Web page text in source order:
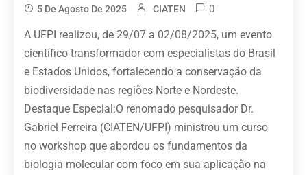
5 De Agosto De 2025 CIATEN 0
A UFPI realizou, de 29/07 a 02/08/2025, um evento
científico transformador com especialistas do Brasil
e Estados Unidos, fortalecendo a conservação da
biodiversidade nas regiões Norte e Nordeste.
Destaque Especial:O renomado pesquisador Dr.
Gabriel Ferreira (CIATEN/UFPI) ministrou um curso
no workshop que abordou os fundamentos da
biologia molecular com foco em sua aplicação na